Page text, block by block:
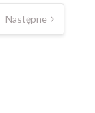
Następne